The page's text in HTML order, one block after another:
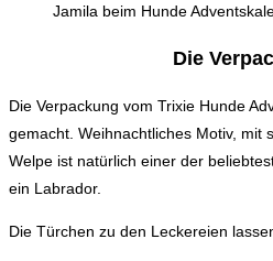
Jamila beim Hunde
Die
Die Verpackung vom Trixie Hunde
gemacht. Weihnachtliches Motiv, mit
Welpe ist natürlich einer der
ein Labrador.
Die Türchen zu den Leckereien